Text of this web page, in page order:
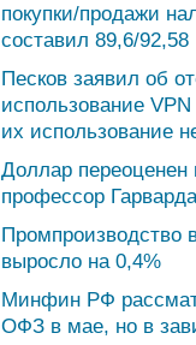
покупки/продажи
составил 89,6/92,58
Песков заявил об
использование VPN
их использование
Доллар
профессор
Промпроизводство
выросло на 0,4%
Минфин РФ
ОФЗ в мае, но в